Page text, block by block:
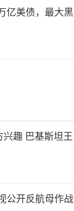
亿美债，最大黑
趣 巴基斯坦王
公开反航母作战